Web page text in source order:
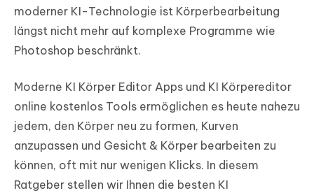
moderner KI-Technologie ist Körperbearbeitung
längst nicht mehr auf komplexe Programme wie
Photoshop beschränkt.
Moderne KI Körper Editor Apps und KI Körpereditor
online kostenlos Tools ermöglichen es heute nahezu
jedem, den Körper neu zu formen, Kurven
anzupassen und Gesicht & Körper bearbeiten zu
können, oft mit nur wenigen Klicks. In diesem
Ratgeber stellen wir Ihnen die besten KI